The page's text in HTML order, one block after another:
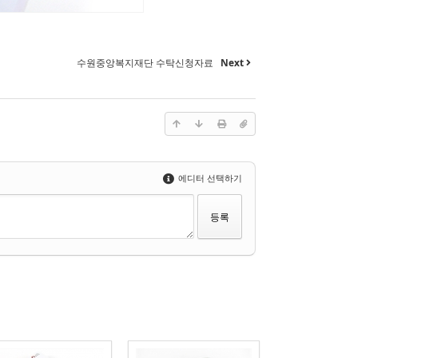
수원중앙복지재단 수탁신청자료 Next
에디터 선택하기